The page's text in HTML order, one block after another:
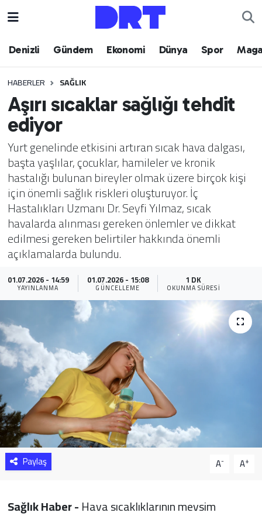
Denizli Gündem Ekonomi Dünya Spor
HABERLER SAĞLIK
Aşırı sıcaklar sağlığı tehdit
ediyor
Yurt genelinde etkisini artıran sıcak hava dalgası,
başta yaşlılar, çocuklar, hamileler ve kronik
hastalığı bulunan bireyler olmak üzere birçok kişi
için önemli sağlık riskleri oluşturuyor. İç
Hastalıkları Uzmanı Dr. Seyfi Yılmaz, sıcak
havalarda alınması gereken önlemler ve dikkat
edilmesi gereken belirtiler hakkında önemli
açıklamalarda bulundu.
01.07.2026 - 14:59
YAYINLANMA
01.07.2026 - 15:08
GÜNCELLEME
1 DK
OKUNMA SÜRESI
Paylaş A- A+
Sağlık Haber -Hava sıcaklıklarının mevsim
Denizli
Ekonomi
Dünya
Spor
Magazin
Teknoloji
Yaşam
Sağlık
Yazarlar
Resmi İlan
Resmi Reklam
Hava Durumu
Trafik Durumu
Puan Durumu ve Fikstür
Tüm Manşetler
Son Dakika Haberleri
Haber Arşivi